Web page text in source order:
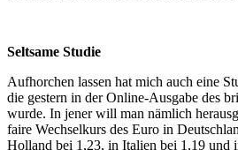
Seltsame Studie
Aufhorchen lassen hat mich auch eine
die gestern in der Online-Ausgabe des
wurde. In jener will man nämlich
faire Wechselkurs des Euro in
Holland bei 1,23, in Italien bei 1,19 und